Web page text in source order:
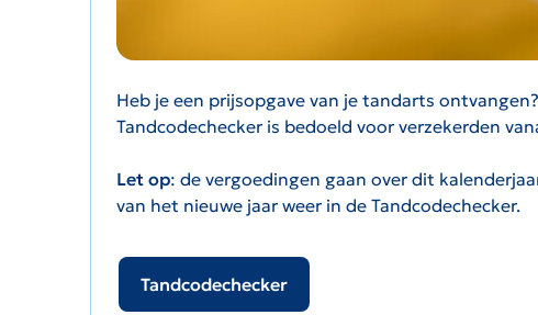
Heb je een prijsopgave van je tandarts
Tandcodechecker is bedoeld voor verzekerden
Let op: de vergoedingen gaan over dit
van het nieuwe jaar weer in de Tandcodechecker.
Tandcodechecker